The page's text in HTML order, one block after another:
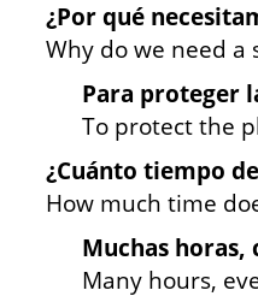
¿Por qué
Why do we need a
Para proteger
To protect the
¿Cuánto tiempo
How much time
Muchas horas,
Many hours,